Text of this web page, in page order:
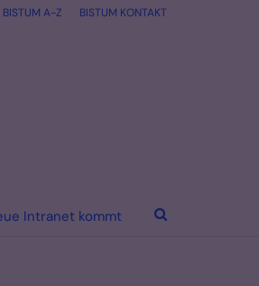
BISTUM A-Z BISTUM KONTAKT
Intranet kommt